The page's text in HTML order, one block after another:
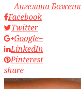
byАнгелина
Facebook
Twitter
Google+
LinkedIn
Pinterest
share